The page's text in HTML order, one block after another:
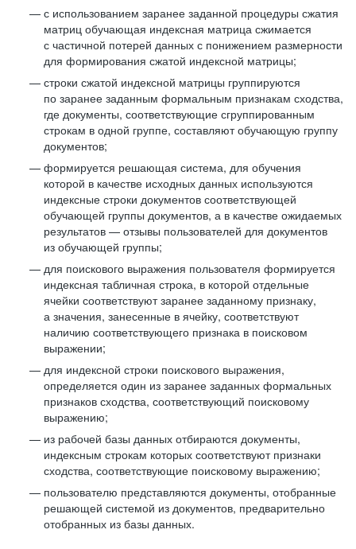
с использованием заранее заданной процедуры сжатия
матриц обучающая индексная матрица сжимается
с частичной потерей данных с понижением размерности
для формирования сжатой индексной матрицы;
строки сжатой индексной матрицы группируются
по заранее заданным формальным признакам сходства,
где документы, соответствующие сгруппированным
строкам в одной группе, составляют обучающую группу
документов;
формируется решающая система, для обучения
которой в качестве исходных данных используются
индексные строки документов соответствующей
обучающей группы документов, а в качестве ожидаемых
результатов — отзывы пользователей для документов
из обучающей группы;
для поискового выражения пользователя формируется
индексная табличная строка, в которой отдельные
ячейки соответствуют заранее заданному признаку,
а значения, занесенные в ячейку, соответствуют
наличию соответствующего признака в поисковом
выражении;
для индексной строки поискового выражения,
определяется один из заранее заданных формальных
признаков сходства, соответствующий поисковому
выражению;
из рабочей базы данных отбираются документы,
индексным строкам которых соответствуют признаки
сходства, соответствующие поисковому выражению;
пользователю представляются документы, отобранные
решающей системой из документов, предварительно
отобранных из базы данных.